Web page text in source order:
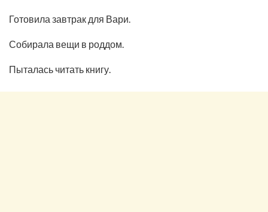
Готовила завтрак для Вари.
Собирала вещи в роддом.
Пыталась читать книгу.